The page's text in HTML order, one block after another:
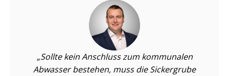
Sollte kein Anschluss zum kommunalen
Abwasser bestehen, muss die Sickergrube